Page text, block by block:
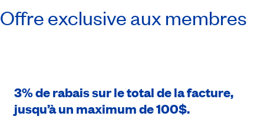
Offre exclusive aux membres
3% de rabais sur le total de la facture,
jusqu’à un maximum de 100$.